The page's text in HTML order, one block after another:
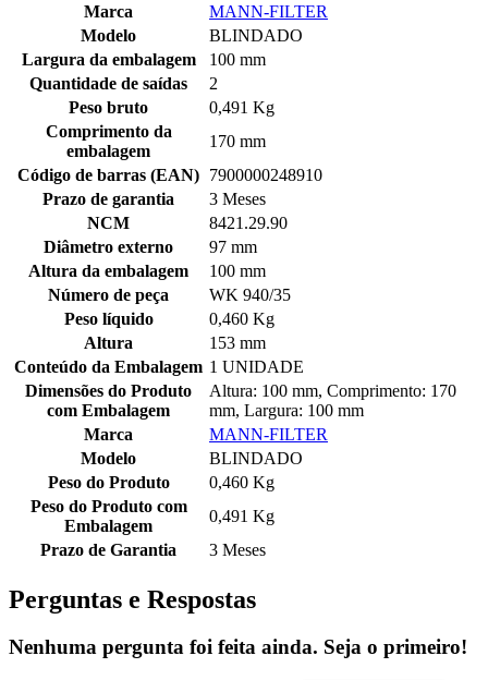
Marca
MANN-FILTER
Modelo
BLINDADO
Largura da embalagem
100 mm
Quantidade de saídas
2
Peso bruto
0,491 Kg
Comprimento da
embalagem
170 mm
Código de barras (EAN) 7900000248910
Prazo de garantia
3 Meses
NCM
8421.29.90
Diâmetro externo
97 mm
Altura da embalagem
100 mm
Número de peça
WK 940/35
Peso líquido
0,460 Kg
Altura
153 mm
Conteúdo da Embalagem 1 UNIDADE
Dimensões do Produto
com Embalagem
Altura: 100 mm, Comprimento: 170
mm, Largura: 100 mm
Marca
MANN-FILTER
Modelo
BLINDADO
Peso do Produto
0,460 Kg
Peso do Produto com
Embalagem
0,491 Kg
Prazo de Garantia
3 Meses
Perguntas e Respostas
Nenhuma pergunta foi feita ainda. Seja o primeiro!